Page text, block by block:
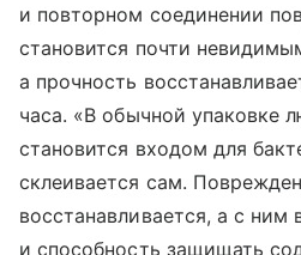
и повторном соединении
становится почти
а прочность
часа. «В обычной упаковке
становится входом для
склеивается сам.
восстанавливается, а с ним
и способность защищать